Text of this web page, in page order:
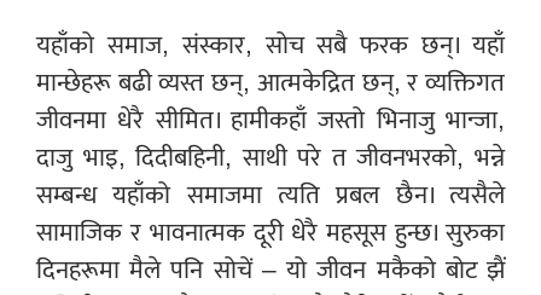
यहाँको समाज, संस्कार, सोच सबै फरक छन्। यहाँ
मान्छेहरू बढी व्यस्त छन्, आत्मकेद्रित छन्, र व्यक्तिगत
जीवनमा धेरै सीमित। हामीकहाँ जस्तो भिनाजु भान्जा,
दाजु भाइ, दिदीबहिनी, साथी परे त जीवनभरको, भन्ने
सम्बन्ध यहाँको समाजमा त्यति प्रबल छैन। त्यसैले
सामाजिक र भावनात्मक दूरी धेरै महसूस हुन्छ। सुरुका
दिनहरूमा मैले पनि सोचें – यो जीवन मकैको बोट झैं